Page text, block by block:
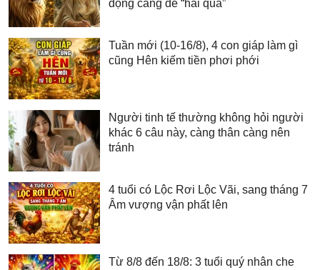
động càng dễ “hái quả”
Tuần mới (10-16/8), 4 con giáp làm gì
cũng Hên kiếm tiền phơi phới
Người tinh tế thường không hỏi người
khác 6 câu này, càng thân càng nên
tránh
4 tuổi có Lộc Rơi Lộc Vãi, sang tháng 7
Âm vượng vận phất lên
Từ 8/8 đến 18/8: 3 tuổi quý nhân che